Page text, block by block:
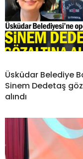
Üsküdar Belediye
Sinem Dedetaş
alındı